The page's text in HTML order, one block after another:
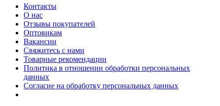
Контакты
О нас
Отзывы покупателей
Оптовикам
Вакансии
Свяжитесь с нами
Товарные рекомендации
Политика в отношении обработки персональных
данных
Согласие на обработку персональных данных